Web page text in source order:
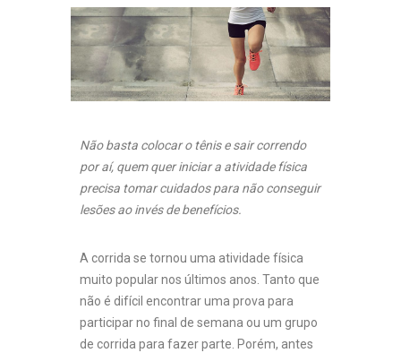
Não basta colocar o tênis e sair correndo
por aí, quem quer iniciar a atividade física
precisa tomar cuidados para não conseguir
lesões ao invés de benefícios.
A corrida se tornou uma atividade física
muito popular nos últimos anos. Tanto que
não é difícil encontrar uma prova para
participar no final de semana ou um grupo
de corrida para fazer parte. Porém, antes